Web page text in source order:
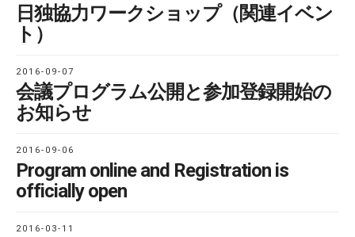
日独協力ワークショップ（関連イベン
ト）
2016-09-07
会議プログラム公開と参加登録開始の
お知らせ
2016-09-06
Program online and Registration is
officially open
2016-03-11